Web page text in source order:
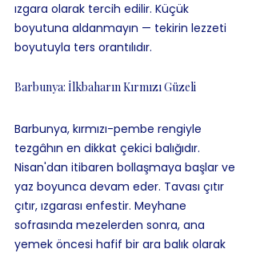
ızgara olarak tercih edilir. Küçük
boyutuna aldanmayın — tekirin lezzeti
boyutuyla ters orantılıdır.
Barbunya: İlkbaharın Kırmızı Güzeli
Barbunya, kırmızı-pembe rengiyle
tezgâhın en dikkat çekici balığıdır.
Nisan'dan itibaren bollaşmaya başlar ve
yaz boyunca devam eder. Tavası çıtır
çıtır, ızgarası enfestir. Meyhane
sofrasında mezelerden sonra, ana
yemek öncesi hafif bir ara balık olarak